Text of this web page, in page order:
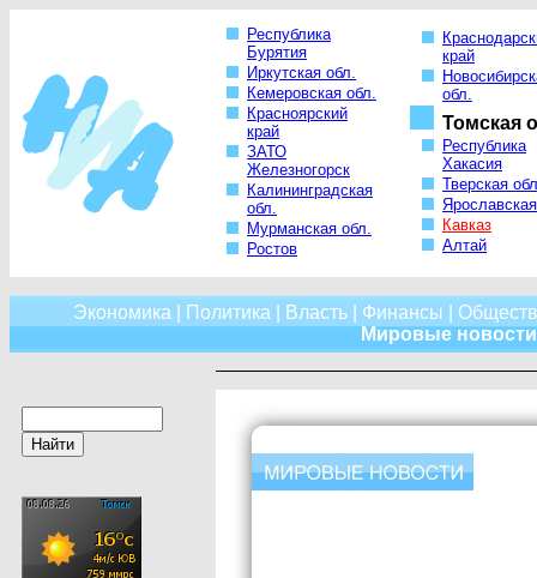
Республика
Бурятия
Иркутская обл.
Кемеровская обл.
Красноярский
край
ЗАТО
Железногорск
Калининградская
обл.
Мурманская обл.
Ростов
край
обл.
Томская
Республика
Хакасия
Тверская
Кавказ
Алтай
Экономика Политика Власть| Финансы
Мировые новости